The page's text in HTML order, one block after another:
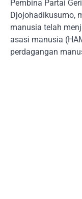
Pembina Partai
Djojohadikusumo,
manusia telah
asasi manusia
perdagangan